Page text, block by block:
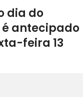
dia do
antecipado
feira 13